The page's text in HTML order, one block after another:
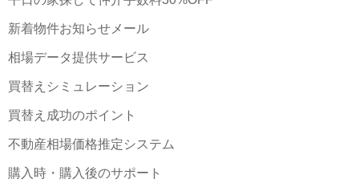
新着物件お知らせメール
相場データ提供サービス
買替えシミュレーション
買替え成功のポイント
不動産相場価格推定システム
購入時・購入後のサポート